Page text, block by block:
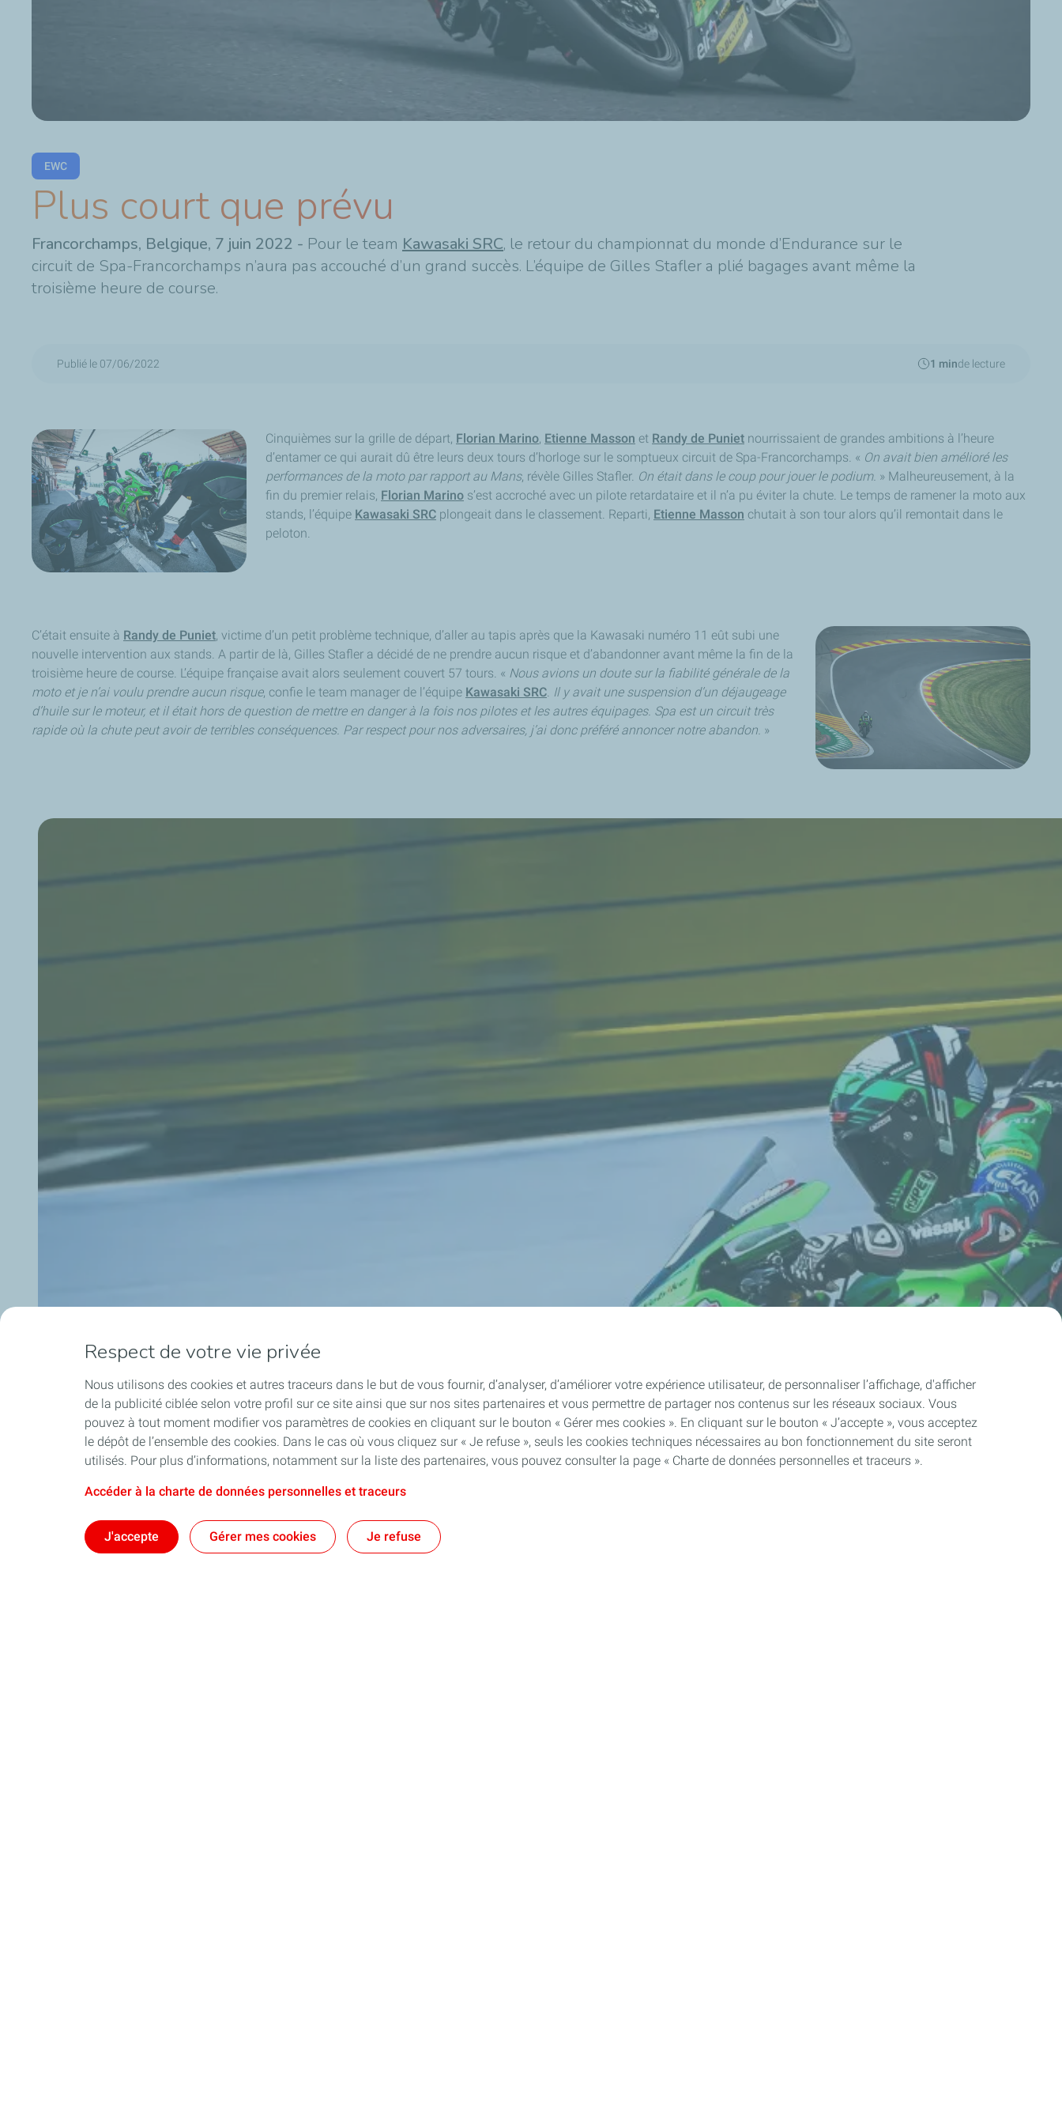
EWC
Plus court que prévu
Francorchamps, Belgique, 7 juin 2022 - Pour le team Kawasaki SRC, le retour du championnat du monde d’Endurance sur le
circuit de Spa-Francorchamps n’aura pas accouché d’un grand succès. L’équipe de Gilles Stafler a plié bagages avant même la
troisième heure de course.
Publié le 07/06/2022 1 minde lecture
Cinquièmes sur la grille de départ, Florian Marino, Etienne Masson et Randy de Puniet nourrissaient de grandes ambitions à l’heure
d’entamer ce qui aurait dû être leurs deux tours d’horloge sur le somptueux circuit de Spa-Francorchamps. « On avait bien amélioré les
performances de la moto par rapport au Mans, révèle Gilles Stafler. On était dans le coup pour jouer le podium. » Malheureusement, à la
fin du premier relais, Florian Marino s’est accroché avec un pilote retardataire et il n’a pu éviter la chute. Le temps de ramener la moto aux
stands, l’équipe Kawasaki SRC plongeait dans le classement. Reparti, Etienne Masson chutait à son tour alors qu’il remontait dans le
peloton.
C’était ensuite à Randy de Puniet, victime d’un petit problème technique, d’aller au tapis après que la Kawasaki numéro 11 eût subi une
nouvelle intervention aux stands. A partir de là, Gilles Stafler a décidé de ne prendre aucun risque et d’abandonner avant même la fin de la
troisième heure de course. L’équipe française avait alors seulement couvert 57 tours. « Nous avions un doute sur la fiabilité générale de la
moto et je n’ai voulu prendre aucun risque, confie le team manager de l’équipe Kawasaki SRC. Il y avait une suspension d’un déjaugeage
d’huile sur le moteur, et il était hors de question de mettre en danger à la fois nos pilotes et les autres équipages. Spa est un circuit très
rapide où la chute peut avoir de terribles conséquences. Par respect pour nos adversaires, j’ai donc préféré annoncer notre abandon. »
Respect de votre vie privée
Nous utilisons des cookies et autres traceurs dans le but de vous fournir, d’analyser, d’améliorer votre expérience utilisateur, de personnaliser l’affichage, d'afficher
de la publicité ciblée selon votre profil sur ce site ainsi que sur nos sites partenaires et vous permettre de partager nos contenus sur les réseaux sociaux. Vous
pouvez à tout moment modifier vos paramètres de cookies en cliquant sur le bouton « Gérer mes cookies ». En cliquant sur le bouton « J’accepte », vous acceptez
le dépôt de l’ensemble des cookies. Dans le cas où vous cliquez sur « Je refuse », seuls les cookies techniques nécessaires au bon fonctionnement du site seront
utilisés. Pour plus d’informations, notamment sur la liste des partenaires, vous pouvez consulter la page « Charte de données personnelles et traceurs ».
Accéder à la charte de données personnelles et traceurs
J'accepte Gérer mes cookies Je refuse